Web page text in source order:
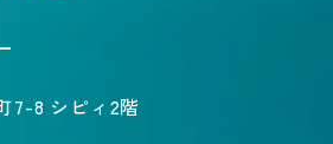
7-8 シピィ2階